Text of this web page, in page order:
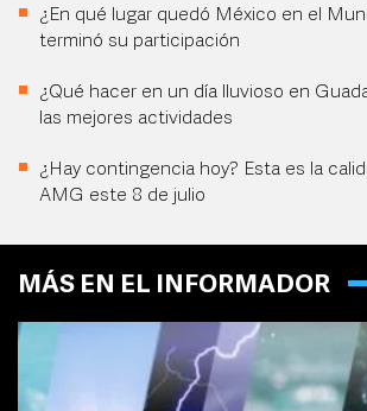
¿En qué lugar quedó México en el
terminó su participación
¿Qué hacer en un día lluvioso en
las mejores actividades
¿Hay contingencia hoy? Esta es la
AMG este 8 de julio
MÁS EN EL INFORMADOR